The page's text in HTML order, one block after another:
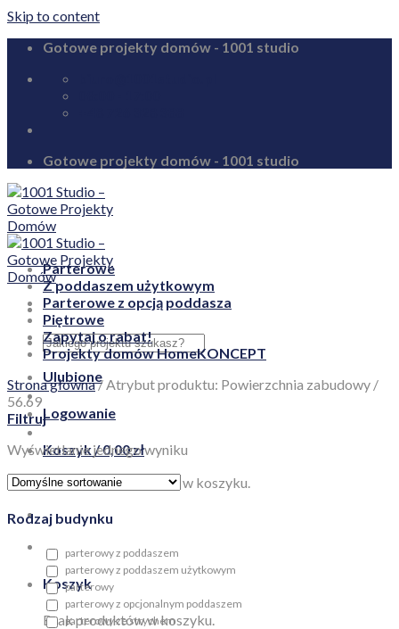
Skip to content
Gotowe projekty domów - 1001 studio
Gotowe projekty domów - 1001 studio
Ulubione
Logowanie
Koszyk /0,00zł
Brak produktów w koszyku.
Koszyk
Brak produktów w koszyku.
Parterowe
Z poddaszem użytkowym
Parterowe z opcją poddasza
Piętrowe
Zapytaj o rabat!
Projekty domów HomeKONCEPT
Strona główna/Atrybut produktu: Powierzchnia zabudowy /
56.69
Filtruj
Wyświetlanie jednego wyniku
Rodzaj budynku
parterowy z poddaszem
parterowy z poddaszem użytkowym
parterowy
parterowy z opcjonalnym poddaszem
parterowy ze strychem